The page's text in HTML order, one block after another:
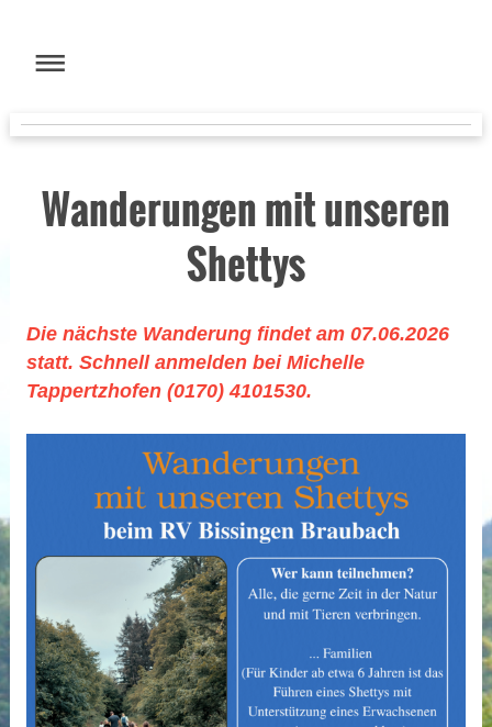
Wanderungen mit unseren
Shettys
Die nächste Wanderung findet am 07.06.2026
statt. Schnell anmelden bei Michelle
Tappertzhofen (0170) 4101530.